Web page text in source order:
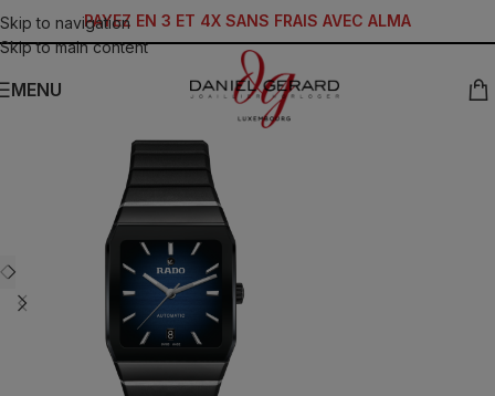
Skip to navigation
Skip to main content
PAYEZ EN 3 ET 4X SANS FRAIS AVEC ALMA
MENU